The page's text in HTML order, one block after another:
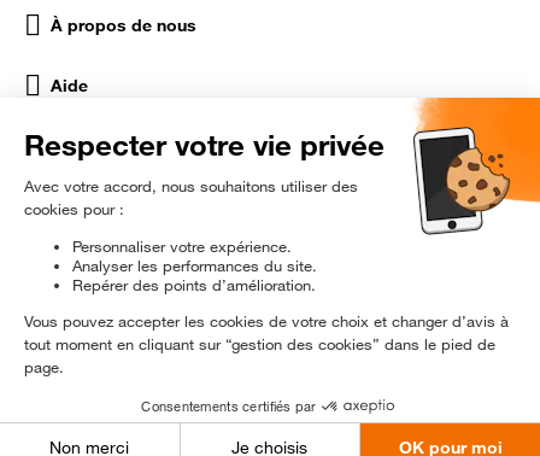
Être prévenu en exclusivité
À propos de nous
Aide
Réseaux Sociaux
rɘconditionné